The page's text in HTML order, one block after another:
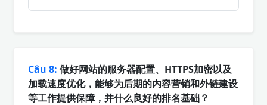
Câu 8: 做好网站的服务器配置、HTTPS加密以及
加载速度优化，能够为后期的内容营销和外链建设
等工作提供保障，并什么良好的排名基础？